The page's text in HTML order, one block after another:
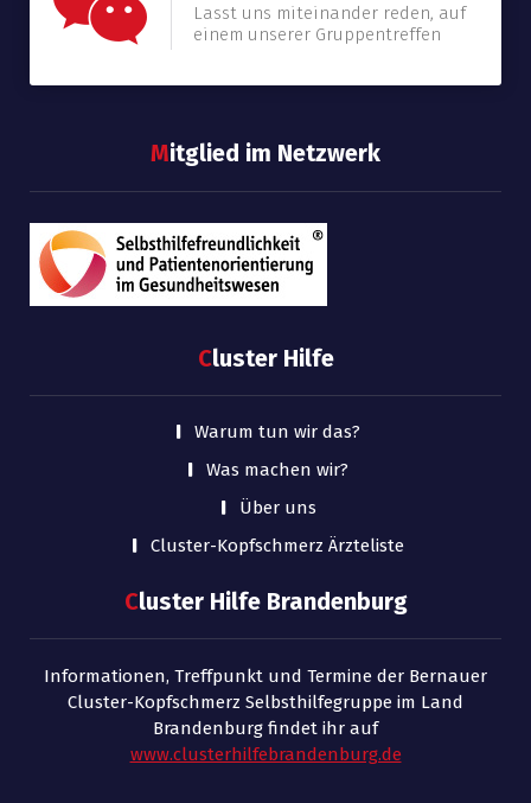
Lasst uns miteinander reden, auf
einem unserer Gruppentreffen
Mitglied im Netzwerk
Cluster Hilfe
Warum tun wir das?
Was machen wir?
Über uns
Cluster-Kopfschmerz Ärzteliste
Cluster Hilfe Brandenburg
Informationen, Treffpunkt und Termine der Bernauer
Cluster-Kopfschmerz Selbsthilfegruppe im Land
Brandenburg findet ihr auf
www.clusterhilfebrandenburg.de